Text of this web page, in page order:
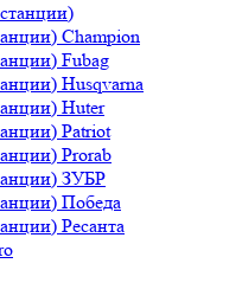
Champion
Fubag
Husqvarna
Huter
Patriot
Prorab
ЗУБР
Победа
Ресанта